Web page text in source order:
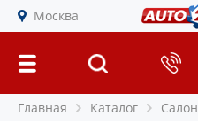
Москва
Главная Каталог